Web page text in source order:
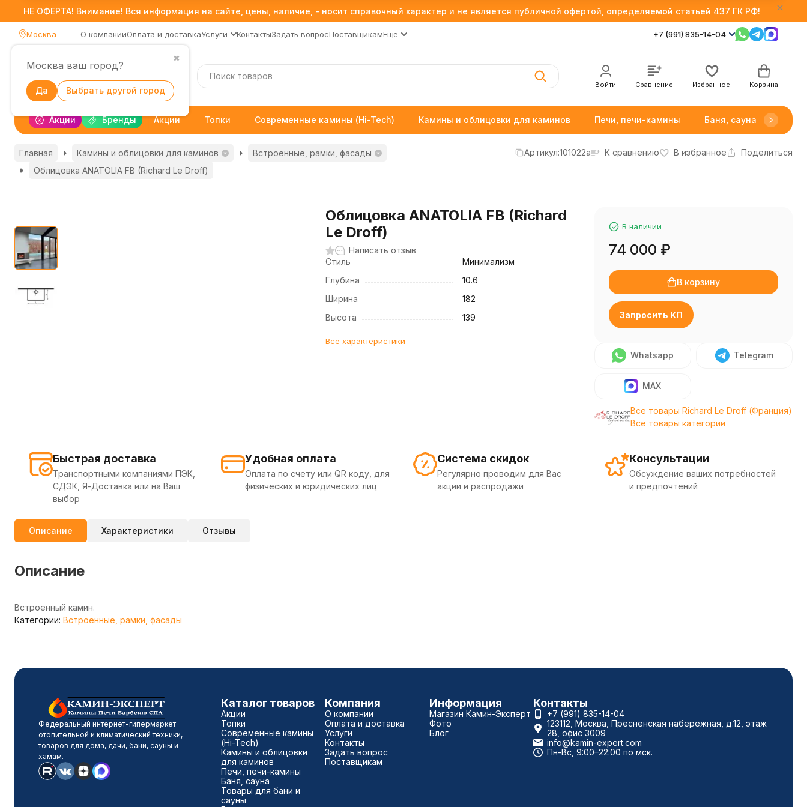
НЕ ОФЕРТА! Внимание! Вся информация на сайте, цены, наличие, - носит справочный характер и не является публичной офертой, определяемой статьей 437 ГК РФ!
Москва
✖
Москва ваш город?
Да Выбрать другой город
О компанииОплата и доставкаУслуги КонтактыЗадать вопросПоставщикамЕщё +7 (991) 835-14-04
Войти Сравнение Избранное Корзина
Акции Бренды Акции Топки Современные камины (Hi-Tech) Камины и облицовки для каминов Печи, печи-камины Баня, сауна
Главная Камины и облицовки для каминов
Встроенные, рамки, фасады
Облицовка ANATOLIA FB (Richard Le Droff)
Артикул:101022a К сравнению В избранное Поделиться
Облицовка ANATOLIA FB (Richard
Le Droff)
Написать отзыв
Стиль
Минимализм
Глубина
10.6
Ширина
182
Высота
139
Все характеристики
В наличии
74 000 ₽
В корзину
Запросить КП
Whatsapp Telegram
MAX
Все товары Richard Le Droff (Франция)
Все товары категории
Быстрая доставка
Транспортными компаниями ПЭК,
СДЭК, Я-Доставка или на Ваш
выбор
Удобная оплата
Оплата по счету или QR коду, для
физических и юридических лиц
Система скидок
Регулярно проводим для Вас
акции и распродажи
Консультации
Обсуждение ваших потребностей
и предпочтений
Описание Характеристики Отзывы
Описание
Встроенный камин.
Категории: Встроенные, рамки, фасады
Федеральный интернет-гипермаркет
отопительной и климатический техники,
товаров для дома, дачи, бани, сауны и
хамам.
Каталог товаров
Акции
Топки
Современные камины
(Hi-Tech)
Камины и облицовки
для каминов
Печи, печи-камины
Баня, сауна
Товары для бани и
сауны
Компания
О компании
Оплата и доставка
Услуги
Контакты
Задать вопрос
Поставщикам
Информация
Магазин Камин-Эксперт
Фото
Блог
Контакты
+7 (991) 835-14-04
123112, Москва, Пресненская набережная, д.12, этаж
28, офис 3009
info@kamin-expert.com
Пн-Вс, 9:00–22:00 по мск.